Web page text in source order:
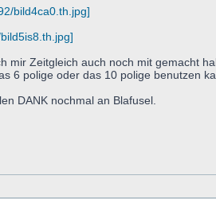
bild4ca0.th.jpg]
mir Zeitgleich auch noch mit gemacht
6 polige oder das 10 polige benutzen
DANK nochmal an Blafusel.